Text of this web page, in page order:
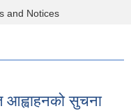
and Notices
आह्वाहनको सुचना